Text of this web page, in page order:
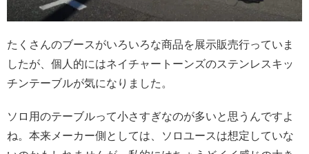
たくさんのブースがいろいろな商品を展示販売行っていま
したが、個人的にはネイチャートーンズのステンレスキッ
チンテーブルが気になりました。
ソロ用のテーブルって小さすぎなのが多いと思うんですよ
ね。本来メーカー側としては、ソロユースは想定していな